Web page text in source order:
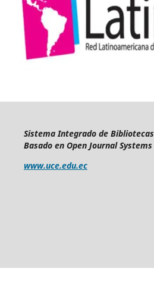
Sistema Integrado de Bibliotecas
Basado en Open Journal Systems
www.uce.edu.ec